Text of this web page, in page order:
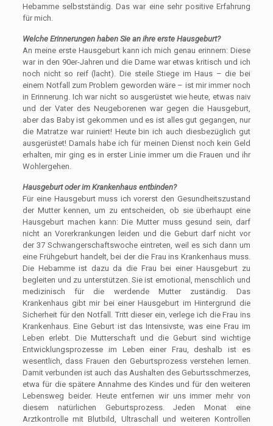
Hebamme selbstständig. Das war eine sehr positive Erfahrung
für mich.
Welche Erinnerungen haben Sie an ihre erste Hausgeburt?
An meine erste Hausgeburt kann ich mich genau erinnern: Diese
war in den 90er-Jahren und die Dame war etwas kritisch und ich
noch nicht so reif (lacht). Die steile Stiege im Haus – die bei
einem Notfall zum Problem geworden wäre – ist mir immer noch
in Erinnerung. Ich war nicht so ausgerüstet wie heute, etwas naiv
und der Vater des Neugeborenen war gegen die Hausgeburt,
aber das Baby ist gekommen und es ist alles gut gegangen, nur
die Matratze war ruiniert! Heute bin ich auch diesbezüglich gut
ausgerüstet! Damals habe ich für meinen Dienst noch kein Geld
erhalten, mir ging es in erster Linie immer um die Frauen und ihr
Wohlergehen.
Hausgeburt oder im Krankenhaus entbinden?
Für eine Hausgeburt muss ich vorerst den Gesundheitszustand
der Mutter kennen, um zu entscheiden, ob sie überhaupt eine
Hausgeburt machen kann: Die Mutter muss gesund sein, darf
nicht an Vorerkrankungen leiden und die Geburt darf nicht vor
der 37 Schwangerschaftswoche eintreten, weil es sich dann um
eine Frühgeburt handelt, bei der die Frau ins Krankenhaus muss.
Die Hebamme ist dazu da die Frau bei einer Hausgeburt zu
begleiten und zu unterstützen. Sie ist emotional, menschlich und
medizinisch für die werdende Mutter zuständig. Das
Krankenhaus gibt mir bei einer Hausgeburt im Hintergrund die
Sicherheit für den Notfall. Tritt dieser ein, verlege ich die Frau ins
Krankenhaus. Eine Geburt ist das Intensivste, was eine Frau im
Leben erlebt. Die Mutterschaft und die Geburt sind wichtige
Entwicklungsprozesse im Leben einer Frau, deshalb ist es
wesentlich, dass Frauen den Geburtsprozess verstehen lernen.
Damit verbunden ist auch das Aushalten des Geburtsschmerzes,
etwa für die spätere Annahme des Kindes und für den weiteren
Lebensweg beider. Heute entfernen wir uns immer mehr von
diesem natürlichen Geburtsprozess. Jeden Monat eine
Arztkontrolle mit Blutbild, Ultraschall und weiteren Kontrollen